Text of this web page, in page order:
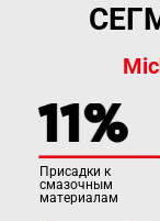
Присадки к
смазочным
материалам